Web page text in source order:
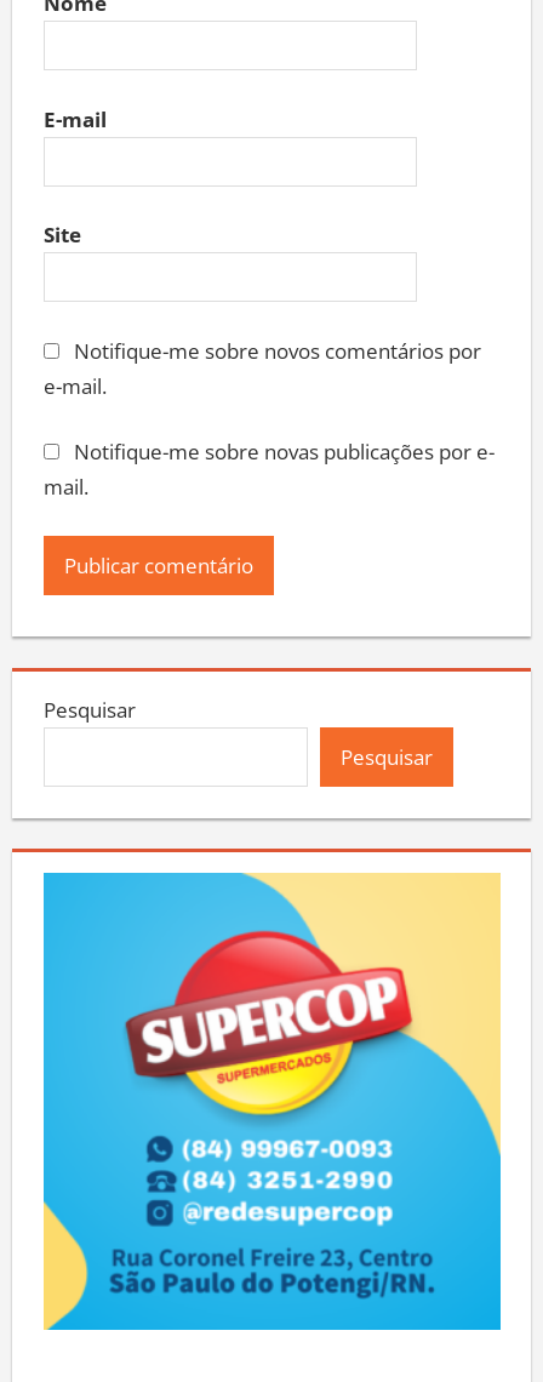
E-mail
Site
Notifique-me sobre novos comentários por
e-mail.
Notifique-me sobre novas publicações por e-
mail.
Pesquisar
Pesquisar